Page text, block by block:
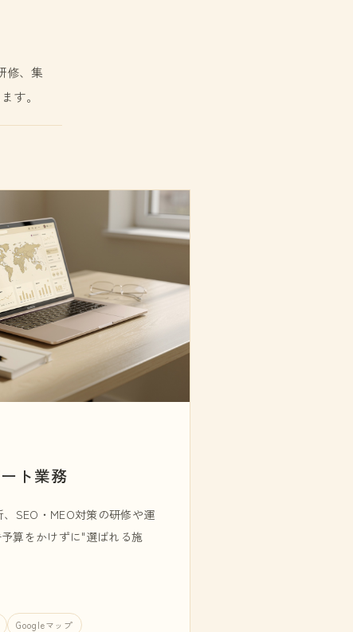
修、集
す。
ト業務
、SEO・MEO対策の研修や運
算をかけずに"選ばれる施
Googleマップ